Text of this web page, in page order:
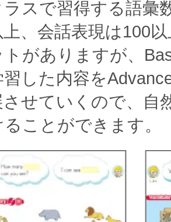
ラスで習得する語彙
、会話表現は100
トがありますが、
習した内容を
させていくので、自
ことができます。